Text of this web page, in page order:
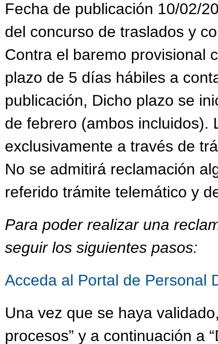
Fecha de publicación 10/02/
del concurso de traslados y
Contra el baremo provisional
plazo de 5 días hábiles a
publicación, Dicho plazo se
de febrero (ambos incluidos).
exclusivamente a través de
No se admitirá reclamación
referido trámite telemático y
Para poder realizar una
seguir los siguientes pasos:
Acceda al Portal de Personal
Una vez que se haya
procesos” y a continuación a